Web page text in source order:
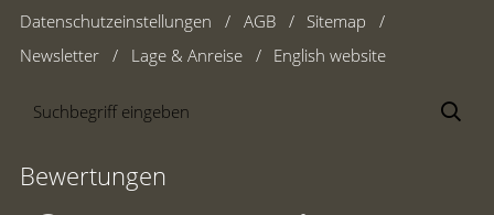
Datenschutzeinstellungen
AGB
Sitemap
Newsletter
Lage & Anreise English website
Suchbegriff
Bewertungen